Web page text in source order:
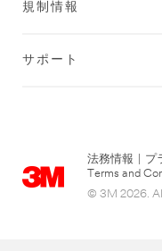
規制情報
サポート
法務情報 プ
Terms and
© 3M 2026.